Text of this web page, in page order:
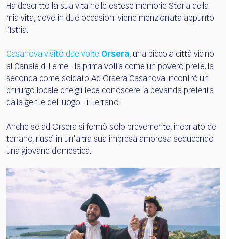
Ha descritto la sua vita nelle estese memorie Storia della
mia vita, dove in due occasioni viene menzionata appunto
l’Istria.
Casanova visitò due volte Orsera, una piccola città vicino
al Canale di Leme - la prima volta come un povero prete, la
seconda come soldato. Ad Orsera Casanova incontrò un
chirurgo locale che gli fece conoscere la bevanda preferita
dalla gente del luogo - il terrano.
Anche se ad Orsera si fermò solo brevemente, inebriato del
terrano, riuscì in un'altra sua impresa amorosa seducendo
una giovane domestica.